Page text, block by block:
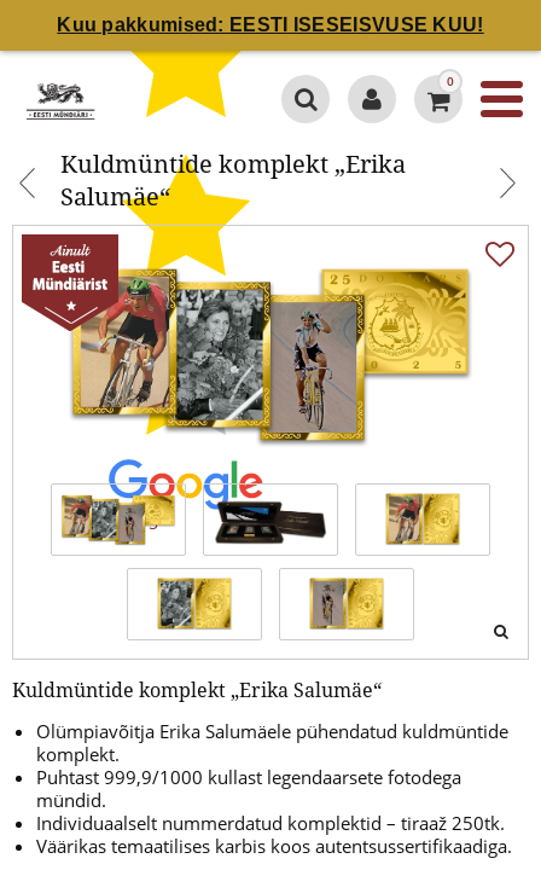
Kuu pakkumised: EESTI ISESEISVUSE KUU!
4.7 / 5
0
Kuldmüntide komplekt „Erika
Salumäe“
Kuldmüntide komplekt „Erika Salumäe“
Olümpiavõitja Erika Salumäele pühendatud kuldmüntide
komplekt.
Puhtast 999,9/1000 kullast legendaarsete fotodega
mündid.
Individuaalselt nummerdatud komplektid – tiraaž 250tk.
Väärikas temaatilises karbis koos autentsussertifikaadiga.
Kuldmüntide komplekt „Erika
Salumäe“